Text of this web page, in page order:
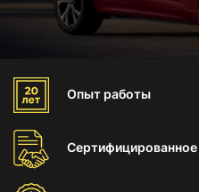
Опыт работы
Сертифицированное